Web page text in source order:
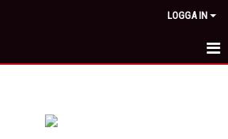
LOGGA IN